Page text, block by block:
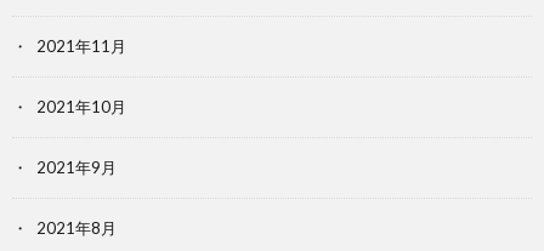
2021年11月
2021年10月
2021年9月
2021年8月